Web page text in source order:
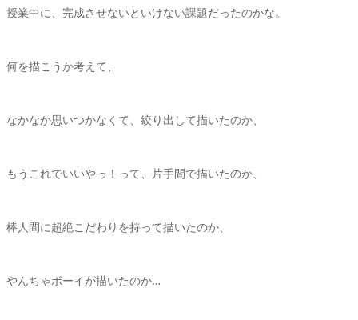
授業中に、完成させないといけない課題だったのかな。
何を描こうか考えて、
なかなか思いつかなくて、絞り出して描いたのか、
もうこれでいいやっ！って、片手間で描いたのか、
棒人間に超絶こだわりを持って描いたのか、
やんちゃボーイが描いたのか…